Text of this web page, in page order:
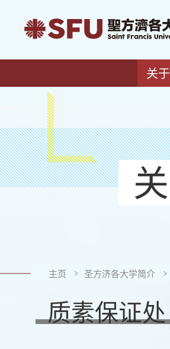
关
主页 圣方济各大学简介
质素保证处